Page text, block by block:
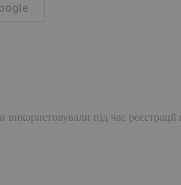
під час